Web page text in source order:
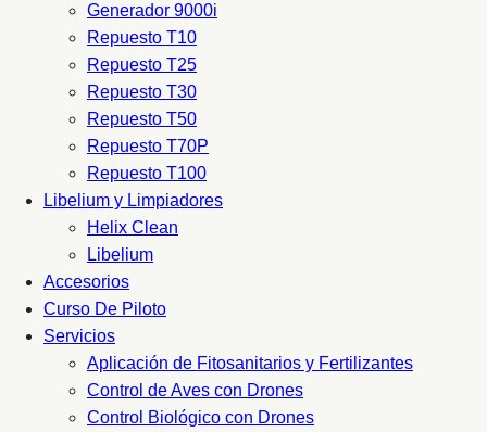
Generador 9000i
Repuesto T10
Repuesto T25
Repuesto T30
Repuesto T50
Repuesto T70P
Repuesto T100
Libelium y Limpiadores
Helix Clean
Libelium
Accesorios
Curso De Piloto
Servicios
Aplicación de Fitosanitarios y Fertilizantes
Control de Aves con Drones
Control Biológico con Drones